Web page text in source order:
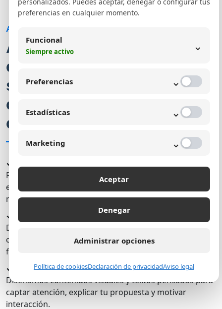
Administración de redes sociales Bogotá
Así trabajamos una
estrategia de redes
sociales con orden,
creatividad y visión
comercial
✓ Diagnóstico inicial de marca
Revisamos tu presencia actual, tono de comunicación,
estilo visual, competencia y oportunidades para
mejorar tu imagen digital.
✓ Planeación de contenidos
Definimos pilares, formatos, calendario y mensajes
clave para que tu marca publique con intención y no de
forma improvisada.
✓ Creación de piezas y copies
Diseñamos contenidos visuales y textos pensados para
captar atención, explicar tu propuesta y motivar
interacción.
preferencias en cualquier momento.
Funcional
Siempre activo ⌄
Preferencias ⌄
Estadísticas ⌄
Marketing ⌄
Aceptar
Denegar
Administrar opciones
Política de cookiesDeclaración de privacidadAviso legal